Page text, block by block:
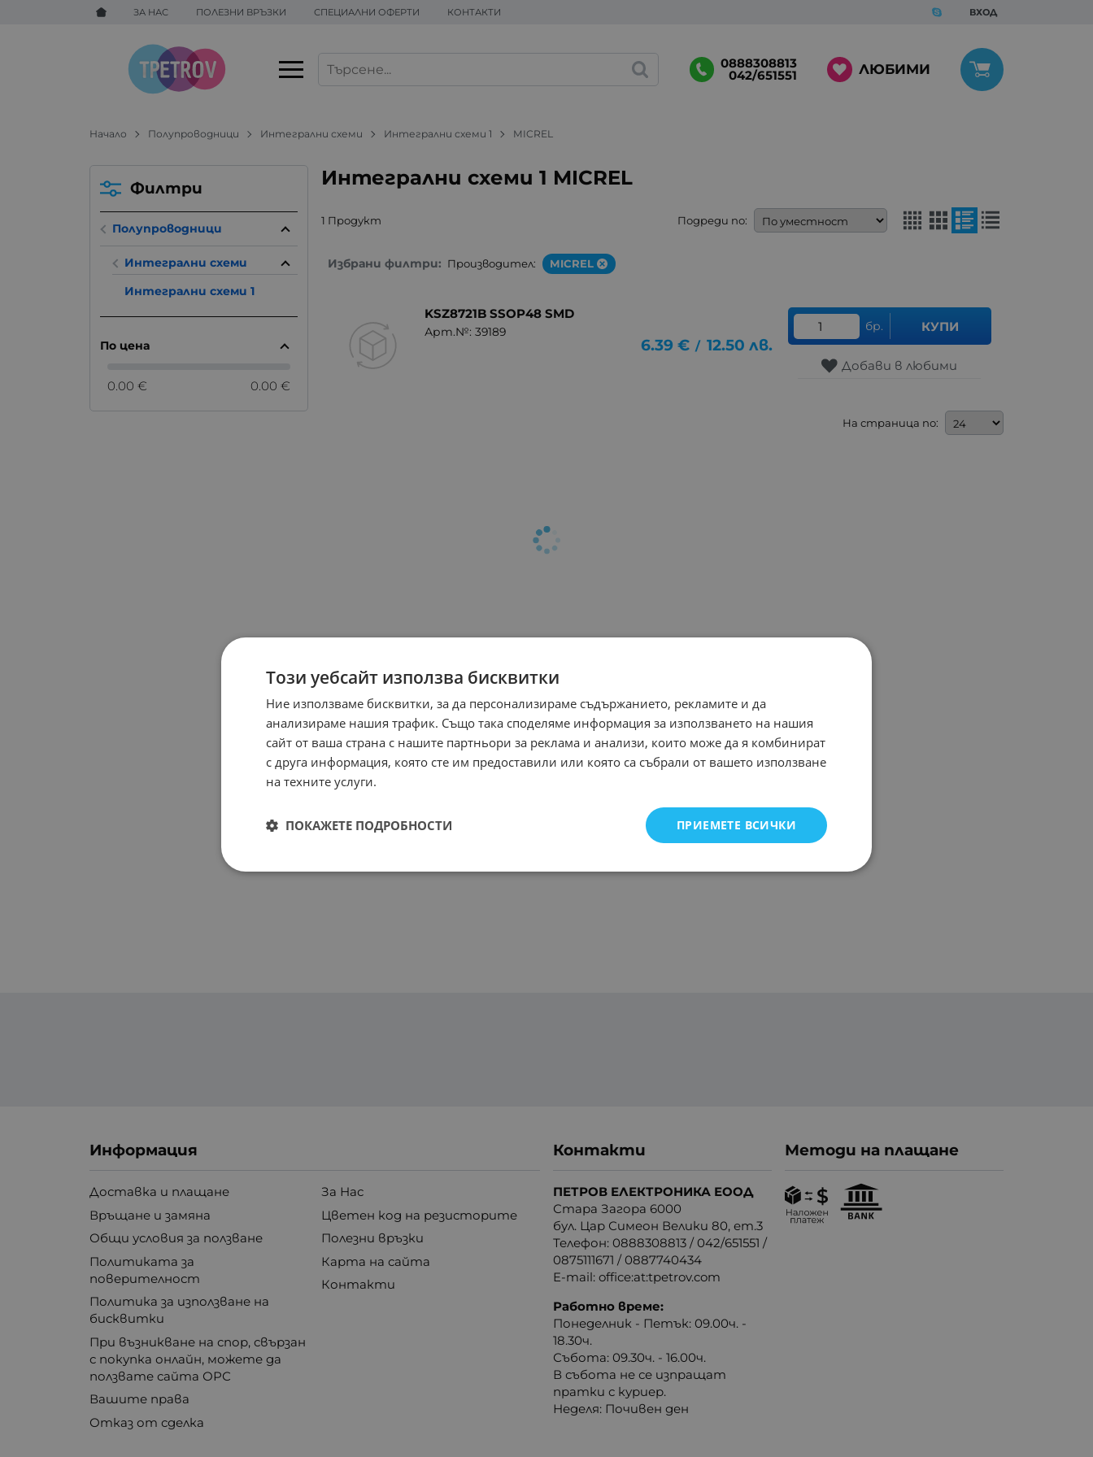
ЗА НАС ПОЛЕЗНИ ВРЪЗКИ СПЕЦИАЛНИ ОФЕРТИ КОНТАКТИ ВХОД
0888308813
042/651551 ЛЮБИМИ
Начало Полупроводници Интегрални схеми Интегрални схеми 1 MICREL
Интегрални схеми 1 MICREL
1 Продукт Подреди по:
Избрани филтри: Производител: MICREL
KSZ8721B SSOP48 SMD
Арт.№: 39189
6.39 € / 12.50 лв.
бр. КУПИ
Добави в любими
На страница по:
Филтри
Полупроводници
Интегрални схеми
Интегрални схеми 1
По цена
0.00 € 0.00 €
Информация
Доставка и плащане
Връщане и замяна
Общи условия за ползване
Политиката за
поверителност
Политика за използване на
бисквитки
При възникване на спор, свързан
с покупка онлайн, можете да
ползвате сайта ОРС
Вашите права
Отказ от сделка
За Нас
Цветен код на резисторите
Полезни връзки
Карта на сайта
Контакти
Контакти
ПЕТРОВ ЕЛЕКТРОНИКА ЕООД
Стара Загора 6000
бул. Цар Симеон Велики 80, ет.3
Телефон:0888308813 /042/651551 /
0875111671 /0887740434
E-mail:office:at:tpetrov.com
Работно време:
Понеделник - Петък: 09.00ч. -
18.30ч.
Събота: 09.30ч. - 16.00ч.
В събота не се изпращат
пратки с куриер.
Неделя: Почивен ден
Методи на плащане
Този уебсайт използва бисквитки
Ние използваме бисквитки, за да персонализираме съдържанието, рекламите и да
анализираме нашия трафик. Също така споделяме информация за използването на нашия
сайт от ваша страна с нашите партньори за реклама и анализи, които може да я комбинират
с друга информация, която сте им предоставили или която са събрали от вашето използване
на техните услуги.
ПРИЕМЕТЕ ВСИЧКИ
ПОКАЖЕТЕ ПОДРОБНОСТИ